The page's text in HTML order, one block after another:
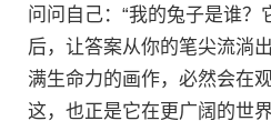
问问自己：“我的兔子是谁？
后，让答案从你的笔尖流淌
满生命力的画作，必然会在
这，也正是它在更广阔的世